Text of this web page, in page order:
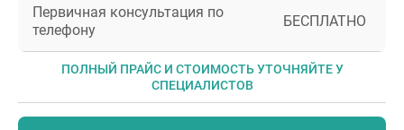
Первичная консультация по
телефону
БЕСПЛАТНО
ПОЛНЫЙ ПРАЙС И СТОИМОСТЬ УТОЧНЯЙТЕ У
СПЕЦИАЛИСТОВ